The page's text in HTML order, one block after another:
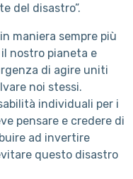
del disastro”.
maniera sempre più
nostro pianeta e
di agire uniti
noi stessi.
individuali per i
pensare e credere di
ad invertire
questo disastro